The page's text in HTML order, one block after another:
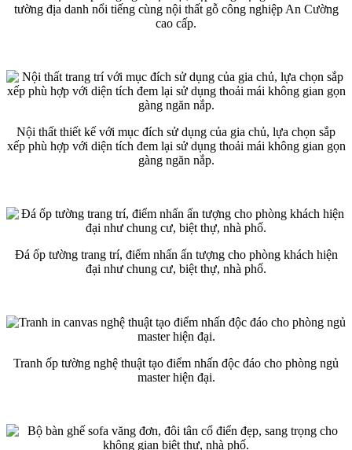
tường địa danh nổi tiếng cùng nội thất gỗ công nghiệp An Cường
cao cấp.
Nội thất thiết kế với mục đích sử dụng của gia chủ, lựa chọn sắp
xếp phù hợp với diện tích đem lại sử dụng thoải mái không gian gọn
gàng ngăn nắp.
Đá ốp tường trang trí, điểm nhấn ấn tượng cho phòng khách hiện
đại như chung cư, biệt thự, nhà phố.
Tranh ốp tường nghệ thuật tạo điểm nhấn độc đáo cho phòng ngủ
master hiện đại.